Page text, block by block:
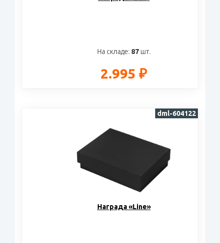
На складе: 87шт.
2.995 ₽
Награда «Line»
dml-604122